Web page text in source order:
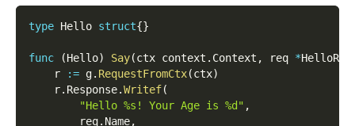
type Hello struct{}
func (Hello) Say(ctx context . Context , req *HelloReq
    r
:= g. RequestFromCtx(ctx)
    r
. Response.Writef(
"Hello %s! Your Age is %d" ,
        req
. Name,